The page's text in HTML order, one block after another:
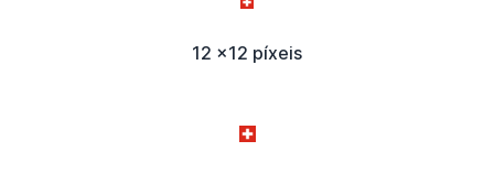
12 x12 píxeis